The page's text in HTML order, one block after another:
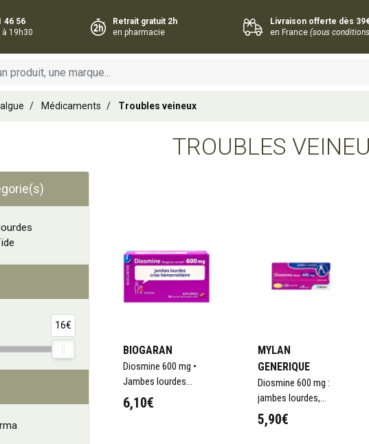
46 56
à 19h30
Retrait gratuit 2h
en pharmacie
Livraison offerte dès
en France(sous
Médicaments Troubles veineux
TROUBLES
16€
BIOGARAN
Diosmine 600 mg •
Jambes lourdes
Hémorroïdes
6,10€
MYLAN
GENERIQUE
Diosmine 600 mg :
jambes lourdes,
circulation veineuse
et crise hémorroïdaire
5,90€